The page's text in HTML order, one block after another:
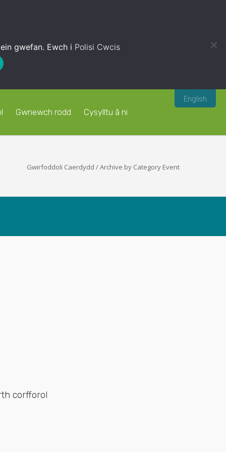
gwefan. Ewch i Polisi Cwcis
English
Gwnewch rodd Cysylltu â ni
Gwirfoddoli Caerdydd /Archive by Category Event
corfforol